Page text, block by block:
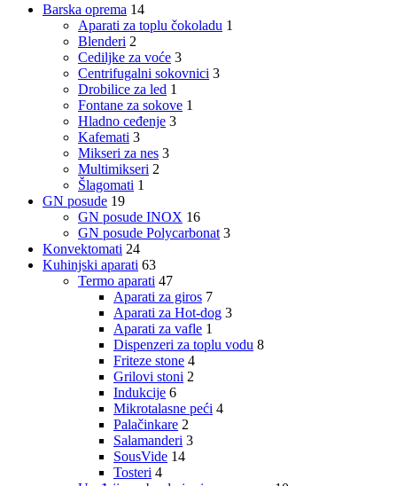
Barska oprema 14
Aparati za toplu čokoladu 1
Blenderi 2
Cediljke za voće 3
Centrifugalni sokovnici 3
Drobilice za led 1
Fontane za sokove 1
Hladno ceđenje 3
Kafemati 3
Mikseri za nes 3
Multimikseri 2
Šlagomati 1
GN posude 19
GN posude INOX 16
GN posude Polycarbonat 3
Konvektomati 24
Kuhinjski aparati 63
Termo aparati 47
Aparati za giros 7
Aparati za Hot-dog 3
Aparati za vafle 1
Dispenzeri za toplu vodu 8
Friteze stone 4
Grilovi stoni 2
Indukcije 6
Mikrotalasne peći 4
Palačinkare 2
Salamanderi 3
SousVide 14
Tosteri 4